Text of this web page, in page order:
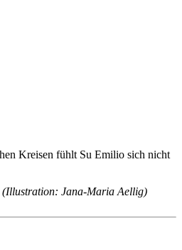
Kreisen fühlt Su Emilio sich nicht
(Illustration: Jana-Maria Aellig)